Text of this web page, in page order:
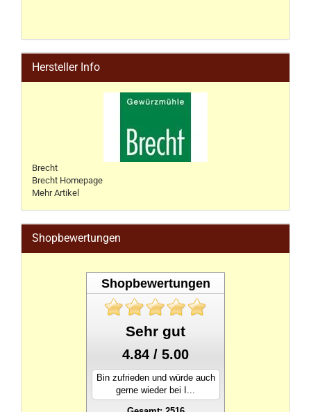
Hersteller Info
Brecht
Brecht Homepage
Mehr Artikel
Shopbewertungen
Shopbewertungen
Sehr gut
4.84 / 5.00
Bin zufrieden und würde auch
gerne wieder bei I...